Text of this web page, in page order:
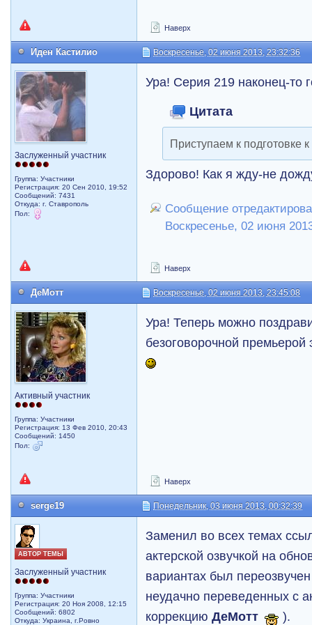
Наверх
Иден Кастилио Воскресенье, 02 июня 2013, 23:32:36
Заслуженный участник
Группа: Участники
Регистрация: 20 Сен 2010, 19:52
Сообщений: 7431
Откуда: г. Ставрополь
Пол:
Ура! Серия 219 наконец-то
Цитата
Приступаем к подготовке
Здорово! Как я жду-не
Сообщение
Воскресенье, 02 июня
Наверх
ДеМотт Воскресенье, 02 июня 2013, 23:45:08
Активный участник
Группа: Участники
Регистрация: 13 Фев 2010, 20:43
Сообщений: 1450
Пол:
Ура! Теперь можно
безоговорочной
Наверх
serge19 Понедельник, 03 июня 2013, 00:32:39
АВТОР ТЕМЫ
Заслуженный участник
Группа: Участники
Регистрация: 20 Ноя 2008, 12:15
Сообщений: 6802
Откуда: Украина, г.Ровно
Заменил во всех темах
актерской озвучкой на
вариантах был
неудачно переведенных с
коррекциюДеМотт ).